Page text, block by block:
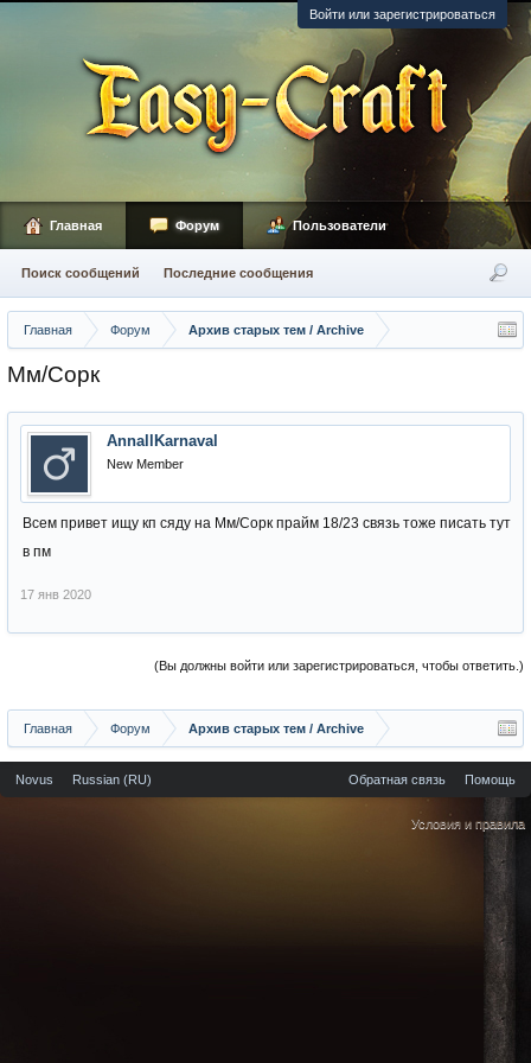
Войти или зарегистрироваться
Главная Форум Архив старых тем / Archive
Мм/Сорк
AnnallKarnaval
New Member
Всем привет ищу кп сяду на Мм/Сорк прайм 18/23 связь тоже писать тут
в пм
17 янв 2020
(Вы должны войти или зарегистрироваться, чтобы ответить.)
Главная Форум Архив старых тем / Archive
Главная Форум
Поиск сообщений Последние сообщения
Пользователи
Novus Russian (RU) Обратная связь Помощь
Условия и правила